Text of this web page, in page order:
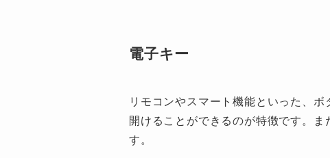
電子キー
リモコンやスマート機能といった、
開けることができるのが特徴です。
す。